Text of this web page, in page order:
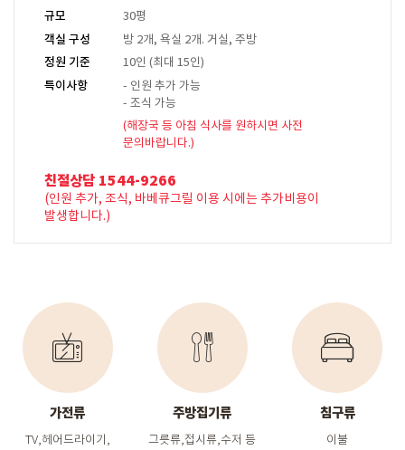
규모 30평
객실 구성 방 2개, 욕실 2개. 거실, 주방
정원 기준 10인 (최대 15인)
특이사항
- 인원 추가 가능
- 조식 가능
(해장국 등 아침 식사를 원하시면 사전
문의바랍니다.)
친절상담 1544-9266
(인원 추가, 조식, 바베큐그릴 이용 시에는 추가비용이
발생합니다.)
가전류
TV,헤어드라이기,
주방집기류
그릇류,접시류,수저 등
침구류
이불